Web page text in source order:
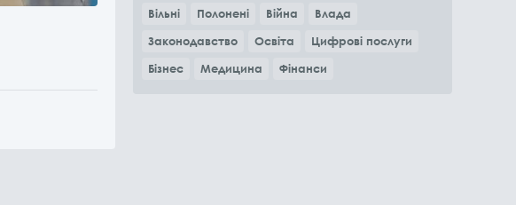
Вільні
Полонені Війна
Влада
Законодавство
Освіта
Цифрові послуги
Бізнес
Медицина Фінанси